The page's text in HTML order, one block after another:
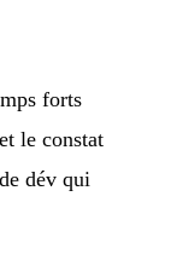
forts
le constat
dév qui